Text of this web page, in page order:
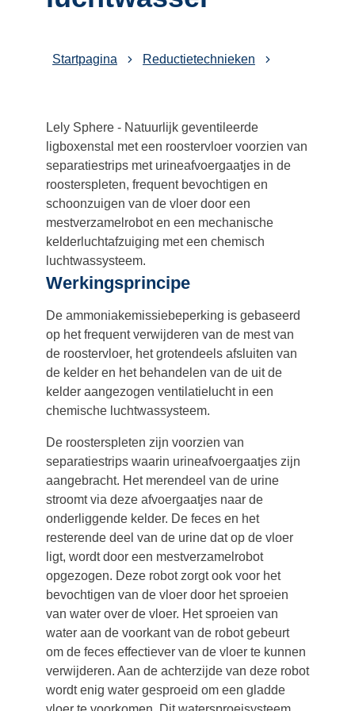
Startpagina Reductietechnieken
Lely Sphere - Natuurlijk geventileerde
ligboxenstal met een roostervloer voorzien van
separatiestrips met urineafvoergaatjes in de
roosterspleten, frequent bevochtigen en
schoonzuigen van de vloer door een
mestverzamelrobot en een mechanische
kelderluchtafzuiging met een chemisch
luchtwassysteem.
Werkingsprincipe
De ammoniakemissiebeperking is gebaseerd
op het frequent verwijderen van de mest van
de roostervloer, het grotendeels afsluiten van
de kelder en het behandelen van de uit de
kelder aangezogen ventilatielucht in een
chemische luchtwassysteem.
De roosterspleten zijn voorzien van
separatiestrips waarin urineafvoergaatjes zijn
aangebracht. Het merendeel van de urine
stroomt via deze afvoergaatjes naar de
onderliggende kelder. De feces en het
resterende deel van de urine dat op de vloer
ligt, wordt door een mestverzamelrobot
opgezogen. Deze robot zorgt ook voor het
bevochtigen van de vloer door het sproeien
van water over de vloer. Het sproeien van
water aan de voorkant van de robot gebeurt
om de feces effectiever van de vloer te kunnen
verwijderen. Aan de achterzijde van deze robot
wordt enig water gesproeid om een gladde